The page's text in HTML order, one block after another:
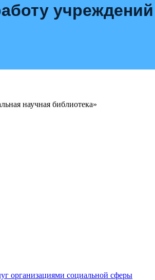
учреждений
научная библиотека»
организациями социальной сферы